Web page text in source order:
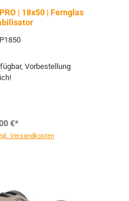
| 18x50 | Fernglas
Vorbestellung
€*
Versandkosten